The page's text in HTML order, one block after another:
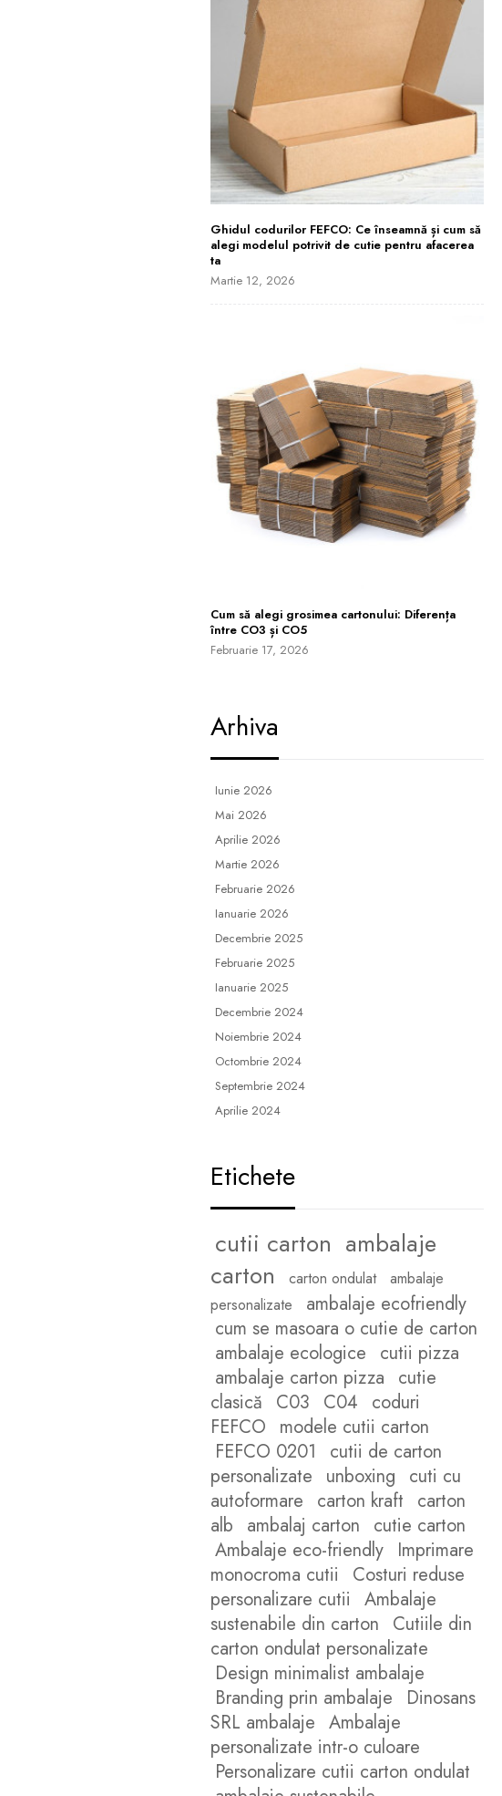
Ghidul codurilor FEFCO: Ce înseamnă și cum să
alegi modelul potrivit de cutie pentru afacerea
ta
Martie 12, 2026
Cum să alegi grosimea cartonului: Diferența
între CO3 și CO5
Februarie 17, 2026
Arhiva
Iunie 2026
Mai 2026
Aprilie 2026
Martie 2026
Februarie 2026
Ianuarie 2026
Decembrie 2025
Februarie 2025
Ianuarie 2025
Decembrie 2024
Noiembrie 2024
Octombrie 2024
Septembrie 2024
Aprilie 2024
Etichete
cutii carton ambalaje
carton
carton ondulat
ambalaje
personalizate
ambalaje ecofriendly
cum se masoara o cutie de carton
ambalaje ecologice cutii pizza
ambalaje carton pizza cutie
clasică C03 C04 coduri
FEFCO modele cutii carton
FEFCO 0201
cutii de carton
personalizate unboxing cuti cu
autoformare carton kraft carton
alb ambalaj carton cutie carton
Ambalaje eco-friendly Imprimare
monocroma cutii
Costuri reduse
personalizare cutii Ambalaje
sustenabile din carton Cutiile din
carton ondulat personalizate
Design minimalist ambalaje
Branding prin ambalaje
Dinosans
SRL ambalaje Ambalaje
personalizate intr-o culoare
Personalizare cutii carton ondulat